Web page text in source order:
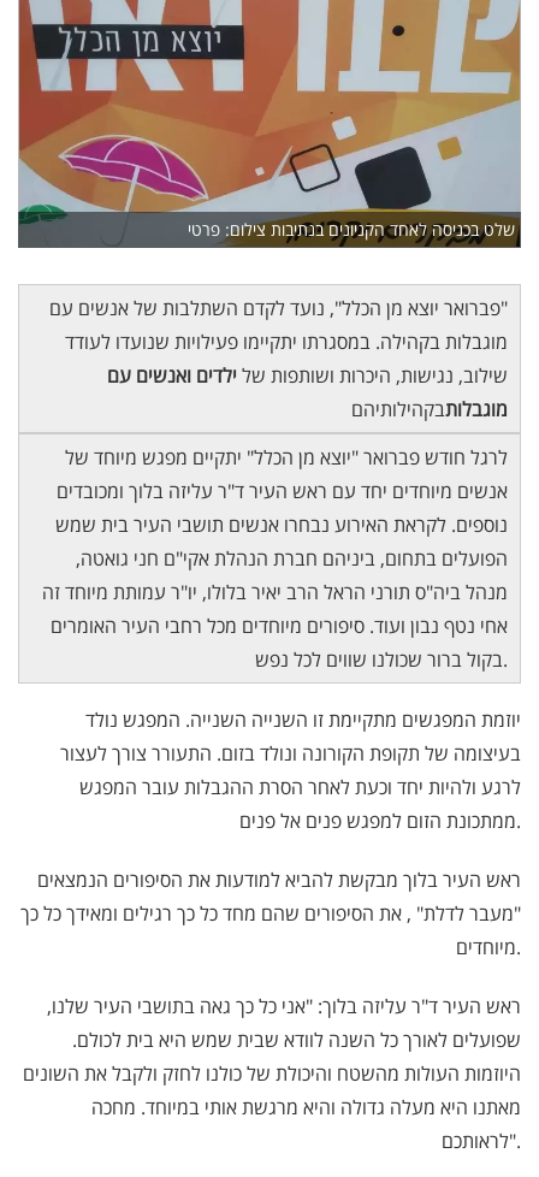
שלט בכניסה לאחד הקניונים בנתיבות צילום: פרטי
"פברואר יוצא מן הכלל", נועד לקדם השתלבות של אנשים עם
מוגבלות בקהילה. במסגרתו יתקיימו פעילויות שנועדו לעודד
שילוב, נגישות, היכרות ושותפות של ילדים ואנשים עם
מוגבלותבקהילותיהם
לרגל חודש פברואר "יוצא מן הכלל" יתקיים מפגש מיוחד של
אנשים מיוחדים יחד עם ראש העיר ד"ר עליזה בלוך ומכובדים
נוספים. לקראת האירוע נבחרו אנשים תושבי העיר בית שמש
הפועלים בתחום, ביניהם חברת הנהלת אקי"ם חני גואטה,
מנהל ביה"ס תורני הראל הרב יאיר בלולו, יו"ר עמותת מיוחד זה
אחי נטף נבון ועוד. סיפורים מיוחדים מכל רחבי העיר האומרים
בקול ברור שכולנו שווים לכל נפש.
יוזמת המפגשים מתקיימת זו השנייה השנייה. המפגש נולד
בעיצומה של תקופת הקורונה ונולד בזום. התעורר צורך לעצור
לרגע ולהיות יחד וכעת לאחר הסרת ההגבלות עובר המפגש
ממתכונת הזום למפגש פנים אל פנים.
ראש העיר בלוך מבקשת להביא למודעות את הסיפורים הנמצאים
"מעבר לדלת" , את הסיפורים שהם מחד כל כך רגילים ומאידך כל כך
מיוחדים.
ראש העיר ד"ר עליזה בלוך: "אני כל כך גאה בתושבי העיר שלנו,
שפועלים לאורך כל השנה לוודא שבית שמש היא בית לכולם.
היוזמות העולות מהשטח והיכולת של כולנו לחזק ולקבל את השונים
מאתנו היא מעלה גדולה והיא מרגשת אותי במיוחד. מחכה
לראותכם".